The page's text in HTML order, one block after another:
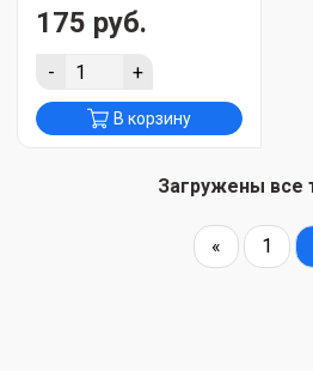
175 руб.
- +
В корзину
Загружены все
« 1